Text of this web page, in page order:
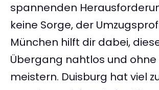
spannenden
keine Sorge, der
München hilft dir dabei,
Übergang nahtlos und ohne
meistern. Duisburg hat viel